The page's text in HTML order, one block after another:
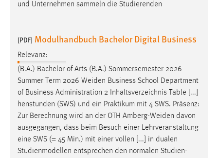
und Unternehmen sammeln die Studierenden
[PDF] Modulhandbuch Bachelor Digital Business
Relevanz:
(B.A.) Bachelor of Arts (B.A.) Sommersemester 2026
Summer Term 2026 Weiden Business School Department
of Business Administration 2 Inhaltsverzeichnis Table [...]
henstunden (SWS) und ein Praktikum mit 4 SWS. Präsenz:
Zur Berechnung wird an der OTH Amberg-Weiden davon
ausgegangen, dass beim Besuch einer Lehrveranstaltung
eine SWS (= 45 Min.) mit einer vollen [...] in dualen
Studienmodellen entsprechen den normalen Studien-